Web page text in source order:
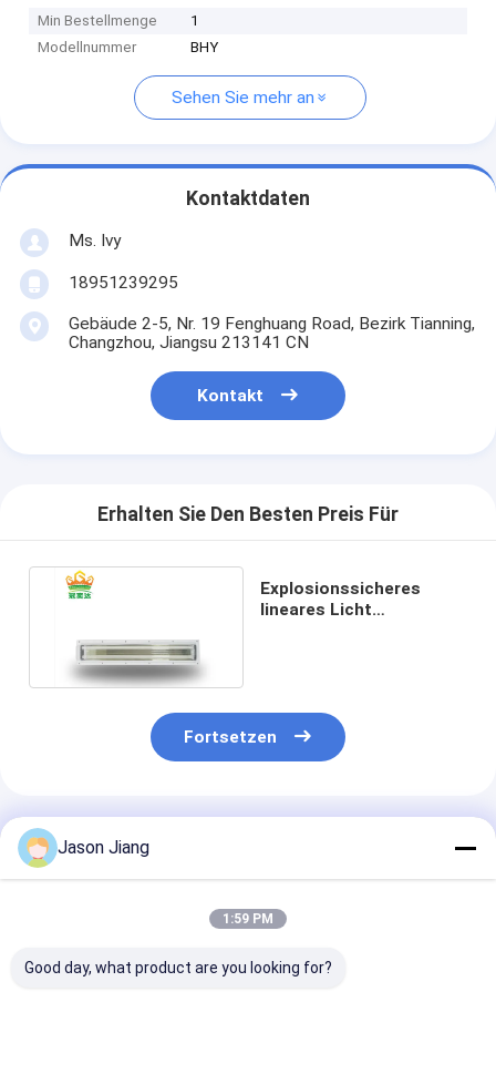
Min Bestellmenge
1
Modellnummer
BHY
Sehen Sie mehr an
Kontaktdaten
Ms. Ivy
18951239295
Gebäude 2-5, Nr. 19 Fenghuang Road, Bezirk Tianning,
Changzhou, Jiangsu 213141 CN
Kontakt
Erhalten Sie Den Besten Preis Für
Explosionssicheres
lineares Licht
Fortsetzen
Empfohlene Produkte
Jason Jiang
1:59 PM
Good day, what product are you looking for?